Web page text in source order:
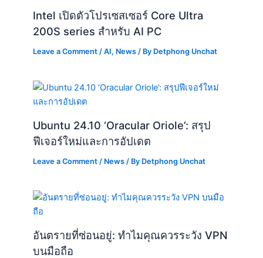
Intel เปิดตัวโปรเซสเซอร์ Core Ultra
200S series สำหรับ AI PC
Leave a Comment /AI, News / By Detphong Unchat
Ubuntu 24.10 ‘Oracular Oriole’: สรุป
ฟีเจอร์ใหม่และการอัปเดต
Leave a Comment / News / By Detphong Unchat
อันตรายที่ซ่อนอยู่: ทำไมคุณควรระวัง VPN
บนมือถือ